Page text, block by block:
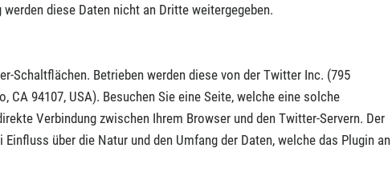
diese Daten nicht an Dritte weitergegeben.
Schaltflächen. Betrieben werden diese von der Twitter Inc. (795
CA 94107, USA). Besuchen Sie eine Seite, welche eine solche
Verbindung zwischen Ihrem Browser und den Twitter-Servern. Der
über die Natur und den Umfang der Daten, welche das Plugin an